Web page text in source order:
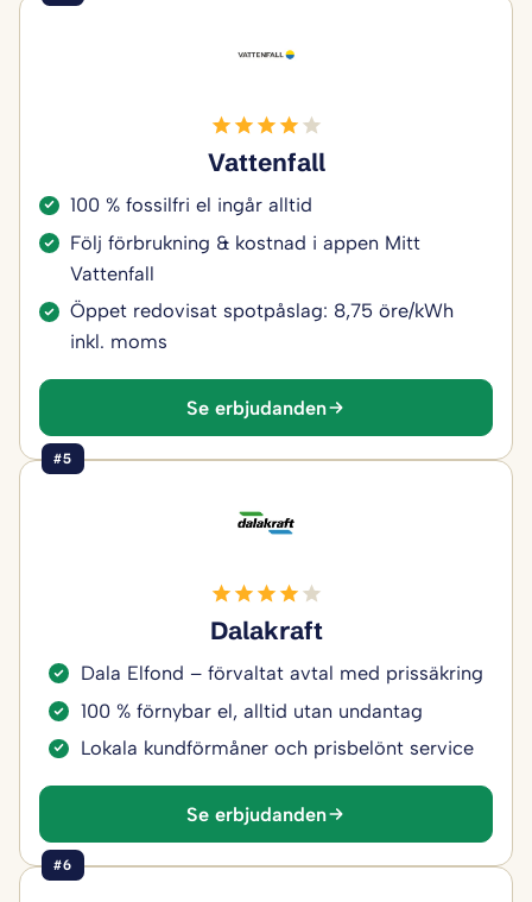
Vattenfall
100 % fossilfri el ingår alltid
Följ förbrukning & kostnad i appen Mitt
Vattenfall
Öppet redovisat spotpåslag: 8,75 öre/kWh
inkl. moms
Se erbjudanden
#5
Dalakraft
Dala Elfond – förvaltat avtal med prissäkring
100 % förnybar el, alltid utan undantag
Lokala kundförmåner och prisbelönt service
Se erbjudanden
#6